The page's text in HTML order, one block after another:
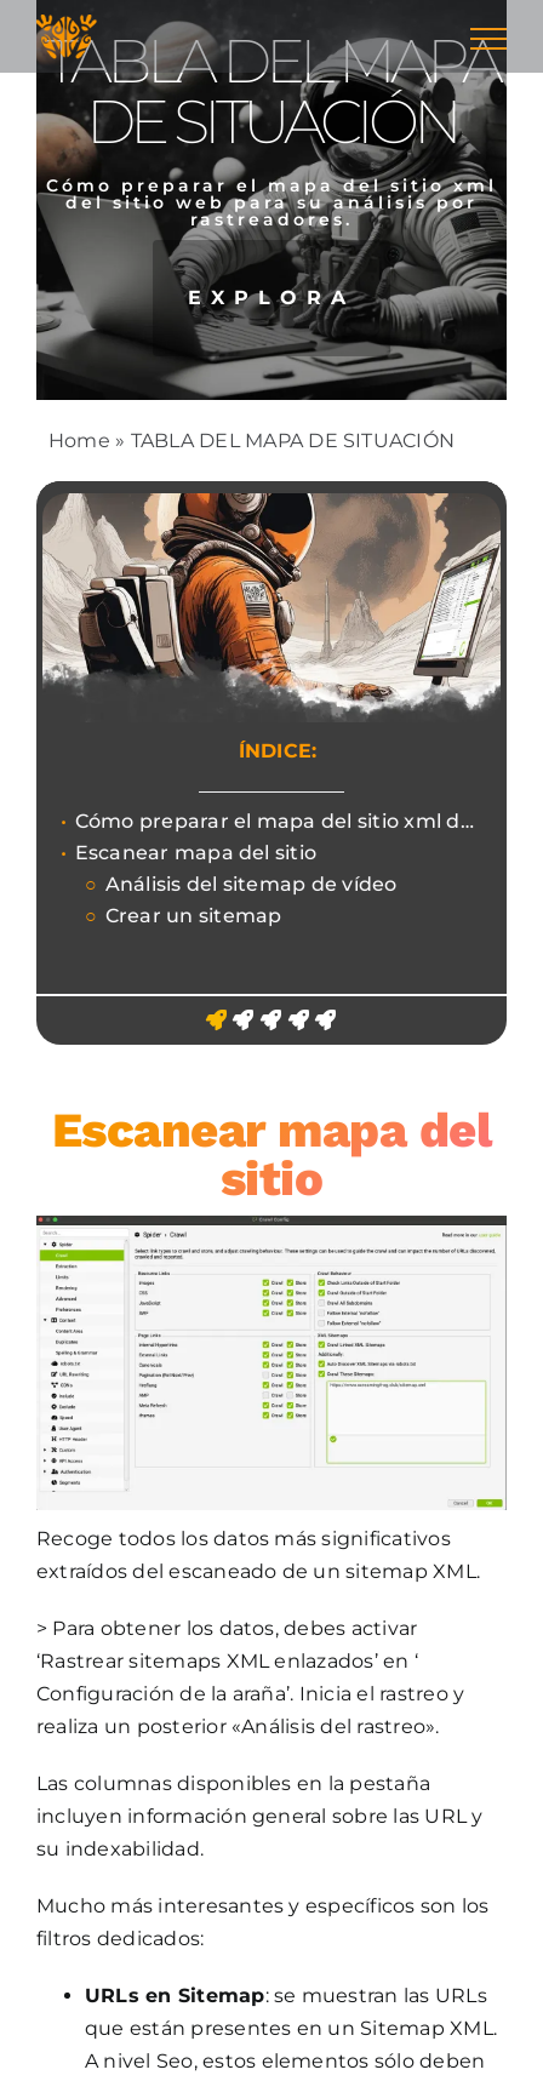
Skip
contentTABLA DEL MAPA
DE SITUACIÓN
Cómo preparar el mapa del sitio xml
del sitio web para su análisis por
rastreadores.
EXPLORA
Home » TABLA DEL MAPA DE SITUACIÓN
ÍNDICE:
Cómo preparar el mapa del sitio xml del sitio web para su análisis por rastreadores.
Escanear mapa del sitio
Análisis del sitemap de vídeo
Crear un sitemap
Escanear mapa del
sitio
Recoge todos los datos más significativos
extraídos del escaneado de un sitemap XML.
> Para obtener los datos, debes activar
‘Rastrear sitemaps XML enlazados’ en ‘
Configuración de la araña’. Inicia el rastreo y
realiza un posterior «Análisis del rastreo».
Las columnas disponibles en la pestaña
incluyen información general sobre las URL y
su indexabilidad.
Mucho más interesantes y específicos son los
filtros dedicados:
URLs en Sitemap: se muestran las URLs
que están presentes en un Sitemap XML.
A nivel Seo, estos elementos sólo deben